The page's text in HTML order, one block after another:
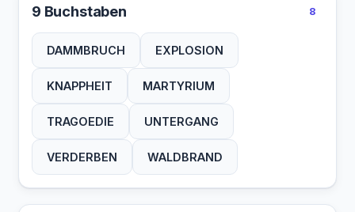
9 Buchstaben 8
DAMMBRUCH EXPLOSION
KNAPPHEIT MARTYRIUM
TRAGOEDIE UNTERGANG
VERDERBEN WALDBRAND